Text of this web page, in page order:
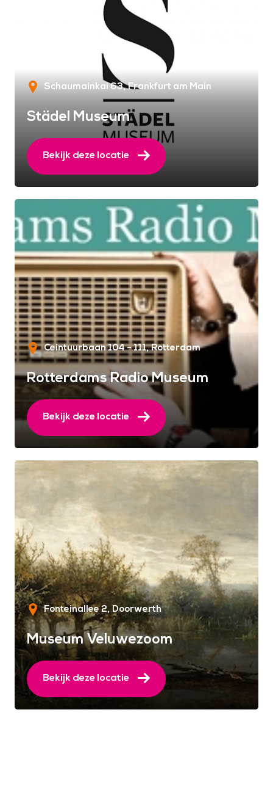
Schaumainkai 63 Frankfurt am Main
Städel Museum
Bekijk deze locatie
Ceintuurbaan 104 - 111 Rotterdam
Rotterdams Radio Museum
Bekijk deze locatie
Fonteinallee 2 Doorwerth
Museum Veluwezoom
Bekijk deze locatie